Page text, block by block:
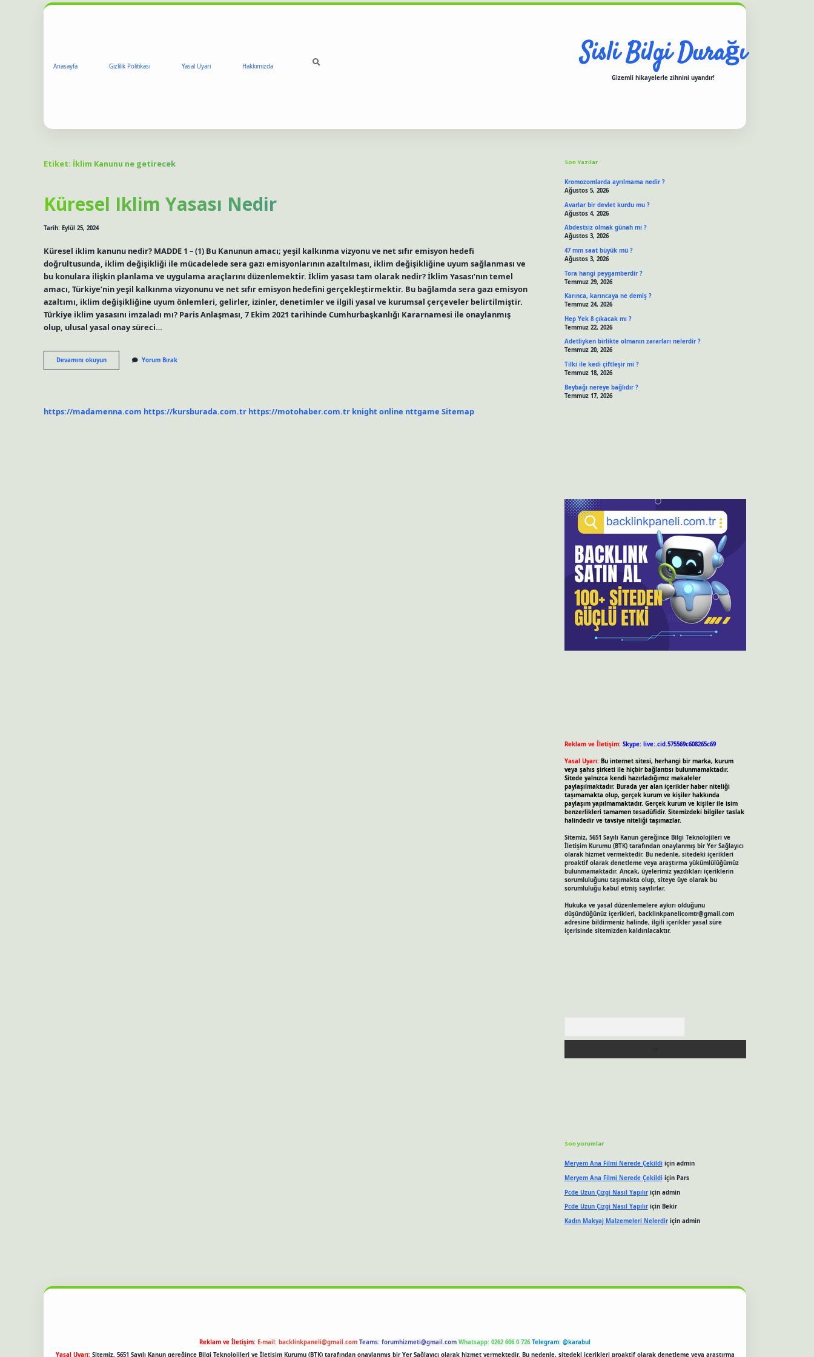
Anasayfa Gizlilik Politikası Yasal Uyarı Hakkımızda Sisli Bilgi Durağı
Gizemli hikayelerle zihnini uyandır!
Etiket: İklim Kanunu ne getirecek
Küresel Iklim Yasası Nedir
Tarih: Eylül 25, 2024
Küresel iklim kanunu nedir? MADDE 1 – (1) Bu Kanunun amacı; yeşil kalkınma vizyonu ve net sıfır emisyon hedefi
doğrultusunda, iklim değişikliği ile mücadelede sera gazı emisyonlarının azaltılması, iklim değişikliğine uyum sağlanması ve
bu konulara ilişkin planlama ve uygulama araçlarını düzenlemektir. İklim yasası tam olarak nedir? İklim Yasası’nın temel
amacı, Türkiye’nin yeşil kalkınma vizyonunu ve net sıfır emisyon hedefini gerçekleştirmektir. Bu bağlamda sera gazı emisyon
azaltımı, iklim değişikliğine uyum önlemleri, gelirler, izinler, denetimler ve ilgili yasal ve kurumsal çerçeveler belirtilmiştir.
Türkiye iklim yasasını imzaladı mı? Paris Anlaşması, 7 Ekim 2021 tarihinde Cumhurbaşkanlığı Kararnamesi ile onaylanmış
olup, ulusal yasal onay süreci…
Devamını okuyunKüresel
Iklim
Yorum Bırak
https://madamenna.com https://kursburada.com.tr https://motohaber.com.tr knight online nttgame Sitemap
Son Yazılar
Kromozomlarda ayrılmama nedir ?
Ağustos 5, 2026
Avarlar bir devlet kurdu mu ?
Ağustos 4, 2026
Abdestsiz olmak günah mı ?
Ağustos 3, 2026
47 mm saat büyük mü ?
Ağustos 3, 2026
Tora hangi peygamberdir ?
Temmuz 29, 2026
Karınca, karıncaya ne demiş ?
Temmuz 24, 2026
Hep Yek 8 çıkacak mı ?
Temmuz 22, 2026
Adetliyken birlikte olmanın zararları nelerdir ?
Temmuz 20, 2026
Tilki ile kedi çiftleşir mi ?
Temmuz 18, 2026
Beybağı nereye bağlıdır ?
Temmuz 17, 2026
Reklam ve İletişim: Skype: live:.cid.575569c608265c69
Yasal Uyarı: Bu internet sitesi, herhangi bir marka, kurum
veya şahıs şirketi ile hiçbir bağlantısı bulunmamaktadır.
Sitede yalnızca kendi hazırladığımız makaleler
paylaşılmaktadır. Burada yer alan içerikler haber niteliği
taşımamakta olup, gerçek kurum ve kişiler hakkında
paylaşım yapılmamaktadır. Gerçek kurum ve kişiler ile isim
benzerlikleri tamamen tesadüfidir. Sitemizdeki bilgiler taslak
halindedir ve tavsiye niteliği taşımazlar.
Sitemiz, 5651 Sayılı Kanun gereğince Bilgi Teknolojileri ve
İletişim Kurumu (BTK) tarafından onaylanmış bir Yer Sağlayıcı
olarak hizmet vermektedir. Bu nedenle, sitedeki içerikleri
proaktif olarak denetleme veya araştırma yükümlülüğümüz
bulunmamaktadır. Ancak, üyelerimiz yazdıkları içeriklerin
sorumluluğunu taşımakta olup, siteye üye olarak bu
sorumluluğu kabul etmiş sayılırlar.
Hukuka ve yasal düzenlemelere aykırı olduğunu
düşündüğünüz içerikleri, backlinkpanelicomtr@gmail.com
adresine bildirmeniz halinde, ilgili içerikler yasal süre
içerisinde sitemizden kaldırılacaktır.
Son yorumlar
Meryem Ana Filmi Nerede Çekildiiçin admin
Meryem Ana Filmi Nerede Çekildiiçin Pars
Pcde Uzun Çizgi Nasıl Yapılıriçin admin
Pcde Uzun Çizgi Nasıl Yapılıriçin Bekir
Kadın Makyaj Malzemeleri Nelerdiriçin admin
Reklam ve İletişim: E-mail: backlinkpaneli@gmail.com Teams: forumhizmeti@gmail.com Whatsapp: 0262 606 0 726 Telegram: @karabul
Yasal Uyarı: Sitemiz, 5651 Sayılı Kanun gereğince Bilgi Teknolojileri ve İletişim Kurumu (BTK) tarafından onaylanmış bir Yer Sağlayıcı olarak hizmet vermektedir. Bu nedenle, sitedeki içerikleri proaktif olarak denetleme veya araştırma